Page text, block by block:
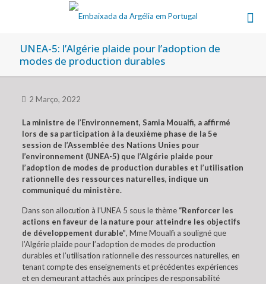
UNEA-5: l’Algérie plaide pour l’adoption de
modes de production durables
2 Março, 2022
La ministre de l’Environnement, Samia Moualfi, a affirmé
lors de sa participation à la deuxième phase de la 5e
session de l’Assemblée des Nations Unies pour
l’environnement (UNEA-5) que l’Algérie plaide pour
l’adoption de modes de production durables et l’utilisation
rationnelle des ressources naturelles, indique un
communiqué du ministère.
Dans son allocution à l’UNEA 5 sous le thème “Renforcer les
actions en faveur de la nature pour atteindre les objectifs
de développement durable”, Mme Moualfi a souligné que
l’Algérie plaide pour l’adoption de modes de production
durables et l’utilisation rationnelle des ressources naturelles, en
tenant compte des enseignements et précédentes expériences
et en demeurant attachés aux principes de responsabilité